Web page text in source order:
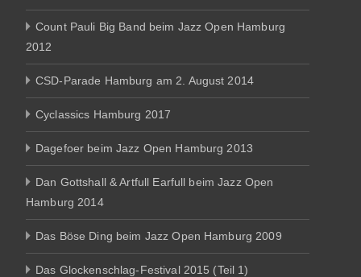
Count Pauli Big Band beim Jazz Open Hamburg
2012
CSD-Parade Hamburg am 2. August 2014
Cyclassics Hamburg 2017
Dagefoer beim Jazz Open Hamburg 2013
Dan Gottshall & Artfull Earfull beim Jazz Open
Hamburg 2014
Das Böse Ding beim Jazz Open Hamburg 2009
Das Glockenschlag-Festival 2015 (Teil 1)